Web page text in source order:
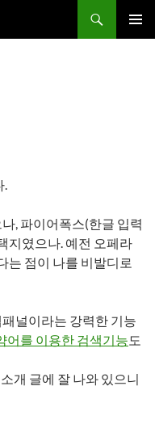
.
, 파이어폭스(한글 입력
지였으나. 예전 오페라
는 점이 나를 비발디로
널이라는 강력한 기능
어를 이용한 검색기능 도
개 글에 잘 나와 있으니